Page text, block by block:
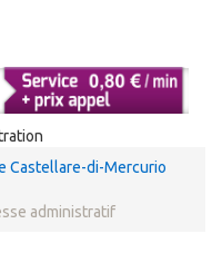
Castellare-di-Mercurio
administratif